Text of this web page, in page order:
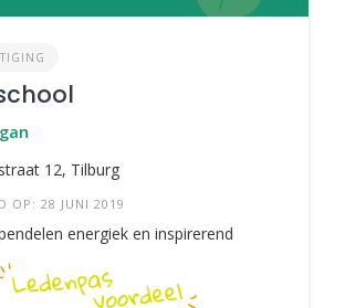
12, Tilburg
OP: 28 JUNI 2019
energiek en inspirerend